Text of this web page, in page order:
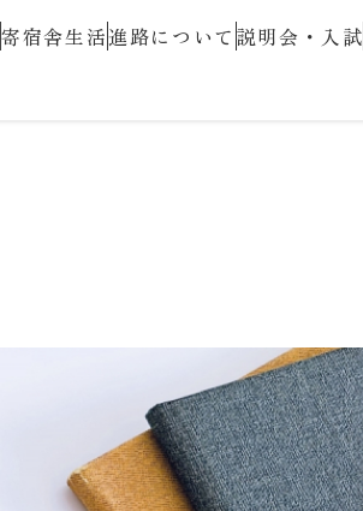
寄宿舎生活進路について 説明会・入試